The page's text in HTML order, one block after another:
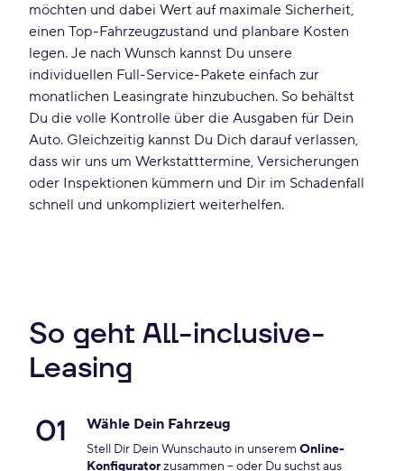
möchten und dabei Wert auf maximale Sicherheit,
einen Top-Fahrzeugzustand und planbare Kosten
legen. Je nach Wunsch kannst Du unsere
individuellen Full-Service-Pakete einfach zur
monatlichen Leasingrate hinzubuchen. So behältst
Du die volle Kontrolle über die Ausgaben für Dein
Auto. Gleichzeitig kannst Du Dich darauf verlassen,
dass wir uns um Werkstatttermine, Versicherungen
oder Inspektionen kümmern und Dir im Schadenfall
schnell und unkompliziert weiterhelfen.
So geht All-inclusive-
Leasing
01
Wähle Dein Fahrzeug
Stell Dir Dein Wunschauto in unserem Online-
Konfiguratorzusammen – oder Du suchst aus